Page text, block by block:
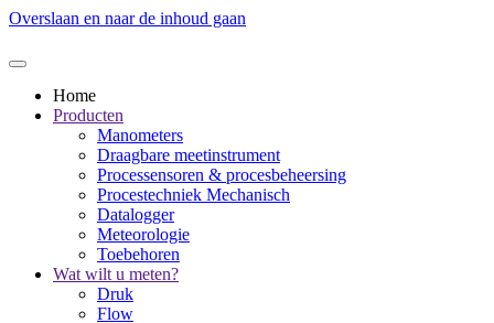
Overslaan en naar de inhoud gaan
Home
Producten
Manometers
Draagbare meetinstrument
Processensoren & procesbeheersing
Procestechniek Mechanisch
Datalogger
Meteorologie
Toebehoren
Wat wilt u meten?
Druk
Flow